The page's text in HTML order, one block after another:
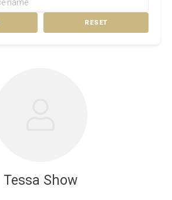
RESET
Tessa Show